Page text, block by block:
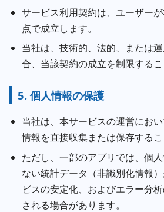
サービス利用契約は、ユーザー
点で成立します。
当社は、技術的、法的、または
合、当該契約の成立を制限するこ
5. 個人情報の保護
当社は、本サービスの運営にお
情報を直接収集または保存するこ
ただし、一部のアプリでは、個
ない統計データ（非識別化情報
ビスの安定化、およびエラー分
される場合があります。